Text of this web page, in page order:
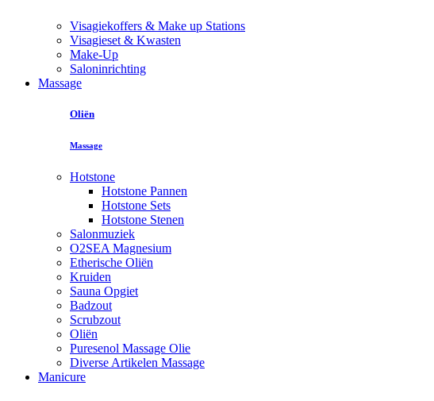
Visagiekoffers & Make up Stations
Visagieset & Kwasten
Make-Up
Saloninrichting
Massage
Oliën
Massage
Hotstone
Hotstone Pannen
Hotstone Sets
Hotstone Stenen
Salonmuziek
O2SEA Magnesium
Etherische Oliën
Kruiden
Sauna Opgiet
Badzout
Scrubzout
Oliën
Puresenol Massage Olie
Diverse Artikelen Massage
Manicure